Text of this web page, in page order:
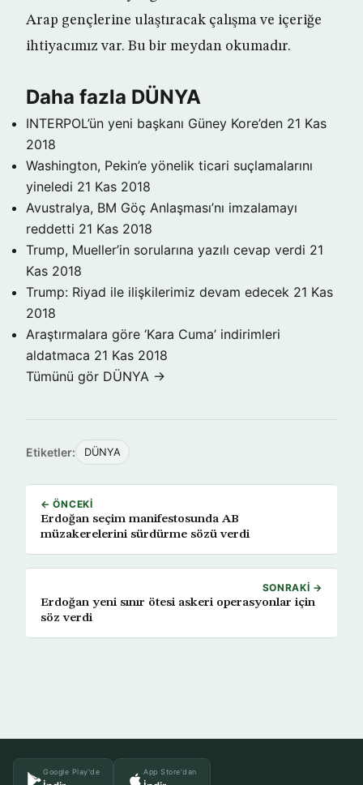
Arap gençlerine ulaştıracak çalışma ve içeriğe
ihtiyacımız var. Bu bir meydan okumadır.
Daha fazla DÜNYA
INTERPOL’ün yeni başkanı Güney Kore’den 21 Kas
2018
Washington, Pekin’e yönelik ticari suçlamalarını
yineledi 21 Kas 2018
Avustralya, BM Göç Anlaşması’nı imzalamayı
reddetti 21 Kas 2018
Trump, Mueller’in sorularına yazılı cevap verdi 21
Kas 2018
Trump: Riyad ile ilişkilerimiz devam edecek 21 Kas
2018
Araştırmalara göre ‘Kara Cuma’ indirimleri
aldatmaca 21 Kas 2018
Tümünü gör DÜNYA →
Etiketler: DÜNYA
← ÖNCEKI
Erdoğan seçim manifestosunda AB
müzakerelerini sürdürme sözü verdi
SONRAKI →
Erdoğan yeni sınır ötesi askeri operasyonlar için
söz verdi
Google Play'de App Store'dan